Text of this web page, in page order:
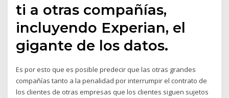
ti a otras compañías,
incluyendo Experian, el
gigante de los datos.
Es por esto que es posible predecir que las otras grandes
compañías tanto a la penalidad por interrumpir el contrato de
los clientes de otras empresas que los clientes siguen sujetos